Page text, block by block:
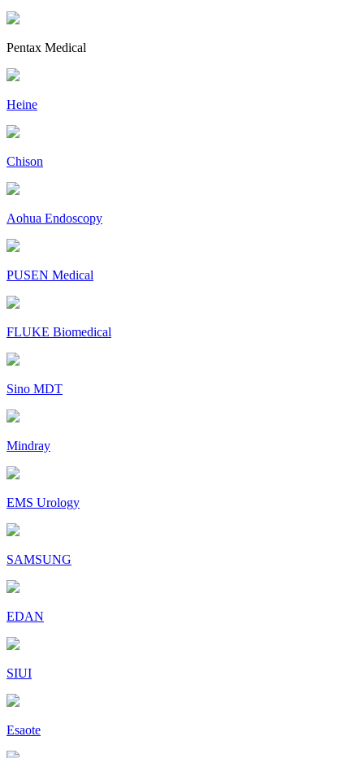
Pentax Medical
Heine
Chison
Aohua Endoscopy
PUSEN Medical
FLUKE Biomedical
Sino MDT
Mindray
EMS Urology
SAMSUNG
EDAN
SIUI
Esaote